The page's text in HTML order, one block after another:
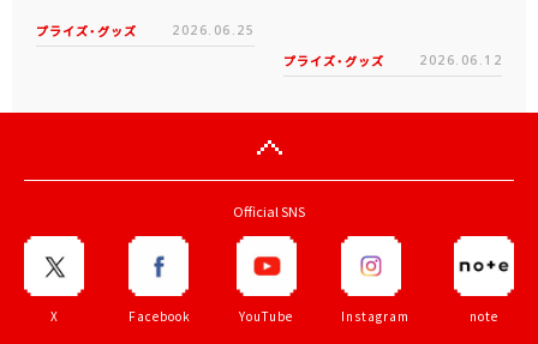
プライズ・グッズ 2026.06.25
プライズ・グッズ 2026.06.12
Official SNS
X Facebook YouTube Instagram note